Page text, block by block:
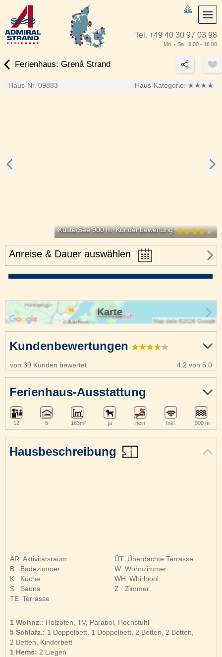
Tel. +49 40 30 97 03 98
Mo. - Sa.: 9.00 - 18.00
Ferienhaus: Grenå Strand
Haus-Nr. 09883 Haus-Kategorie: ★★★★
Küste/See 900 m Kundenbewertung
Anreise & Dauer auswählen
Hausbeschreibung
AR Aktivitätsraum
B
Badezimmer
K
Küche
S
Sauna
TE Terrasse
ÜT Überdachte Terrasse
W Wohnzimmer
WH Whirlpool
Z
Zimmer
1 Wohnz.: Holzofen, TV, Parabol, Hochstuhl
5 Schlafz.: 1 Doppelbett, 1 Doppelbett, 2 Betten, 2 Betten,
2 Betten, Kinderbett
1 Hems: 2 Liegen
Kundenbewertungen
von 39 Kunden bewertet 4.2 von 5.0
Ferienhaus-Ausstattung
12 5 163m² ja nein Inkl. 900 m
Karte